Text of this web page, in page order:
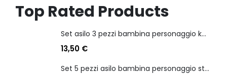
Top Rated Products
Set asilo 3 pezzi bambina personaggio kuromi
13,50 €
Set 5 pezzi asilo bambina personaggio stitch angel